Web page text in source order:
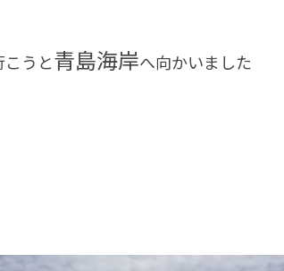
うと青島海岸へ向かいました